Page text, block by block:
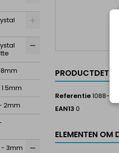
2mm
- 3mm
Referentie1088-
EAN13 0
ELEMENTEN OM